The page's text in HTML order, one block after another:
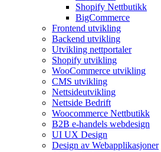
Shopify Nettbutikk
BigCommerce
Frontend utvikling
Backend utvikling
Utvikling nettportaler
Shopify utvikling
WooCommerce utvikling
CMS utvikling
Nettsideutvikling
Nettside Bedrift
Woocommerce Nettbutikk
B2B e-handels webdesign
UI UX Design
Design av Webapplikasjoner
Arrangementer og opplevelser
Eventplanleggere